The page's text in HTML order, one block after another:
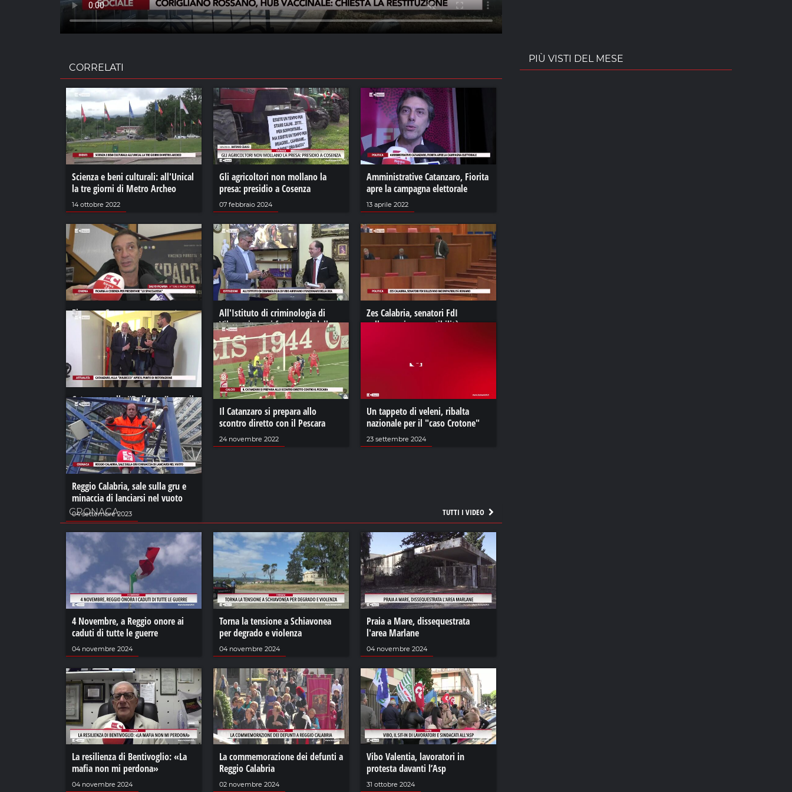
CORRELATI
Scienza e beni culturali: all'Unical
la tre giorni di Metro Archeo
14 ottobre 2022
Gli agricoltori non mollano la
presa: presidio a Cosenza
07 febbraio 2024
Amministrative Catanzaro, Fiorita
apre la campagna elettorale
13 aprile 2022
Ficarra a Cosenza per presentare
“Lo Spaccaossa”
03 dicembre 2022
All'Istituto di criminologia di
Vibo arrivano i funzionari della
Dea
04 agosto 2022
Zes Calabria, senatori FdI
sollevano incompatibilità
Catanzaro, alla “Dulbecco” apre il
punto di ristorazione
06 giugno 2023
Il Catanzaro si prepara allo
scontro diretto con il Pescara
24 novembre 2022
Un tappeto di veleni, ribalta
nazionale per il "caso Crotone"
23 settembre 2024
Reggio Calabria, sale sulla gru e
minaccia di lanciarsi nel vuoto
04 settembre 2023 TUTTI I VIDEO
CRONACA
4 Novembre, a Reggio onore ai
caduti di tutte le guerre
04 novembre 2024
Torna la tensione a Schiavonea
per degrado e violenza
04 novembre 2024
Praia a Mare, dissequestrata
l'area Marlane
04 novembre 2024
La resilienza di Bentivoglio: «La
mafia non mi perdona»
04 novembre 2024
La commemorazione dei defunti a
Reggio Calabria
02 novembre 2024
Vibo Valentia, lavoratori in
protesta davanti l’Asp
31 ottobre 2024
PIÙ VISTI DEL MESE